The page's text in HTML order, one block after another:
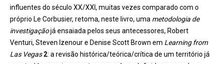
influentes do século XX/XXI, muitas vezes comparado com o
próprio Le Corbusier, retoma, neste livro, uma metodologia de
investigaçãojá ensaiada pelos seus antecessores, Robert
Venturi, Steven Izenour e Denise Scott Brown em Learning from
Las Vegas2: a revisão histórica/teórica/crítica de um território já